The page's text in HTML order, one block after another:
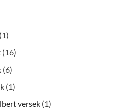
(1)
(16)
(6)
(1)
versek (1)